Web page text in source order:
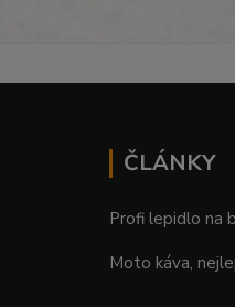
ČLÁNKY
Profi lepidlo na
Moto káva,